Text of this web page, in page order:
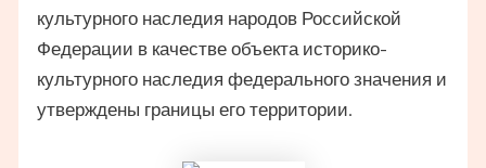
культурного наследия народов Российской
Федерации в качестве объекта историко-
культурного наследия федерального значения и
утверждены границы его территории.